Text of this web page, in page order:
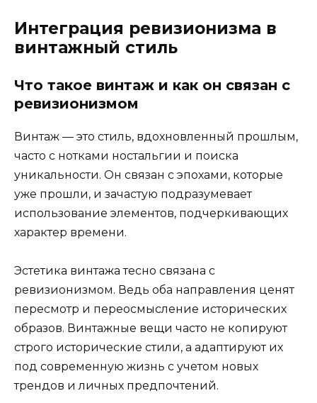
Интеграция ревизионизма в
винтажный стиль
Что такое винтаж и как он связан с
ревизионизмом
Винтаж — это стиль, вдохновленный прошлым,
часто с нотками ностальгии и поиска
уникальности. Он связан с эпохами, которые
уже прошли, и зачастую подразумевает
использование элементов, подчеркивающих
характер времени.
Эстетика винтажа тесно связана с
ревизионизмом. Ведь оба направления ценят
пересмотр и переосмысление исторических
образов. Винтажные вещи часто не копируют
строго исторические стили, а адаптируют их
под современную жизнь с учетом новых
трендов и личных предпочтений.